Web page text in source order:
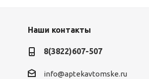
Наши контакты
8(3822)607-507
info@aptekavtomske.ru